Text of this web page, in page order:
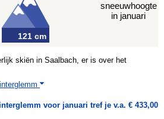
skiën in Saalbach, er is over het
121 cm
sneeuwhoogte
in januari
voor januari tref je v.a. € 433,00